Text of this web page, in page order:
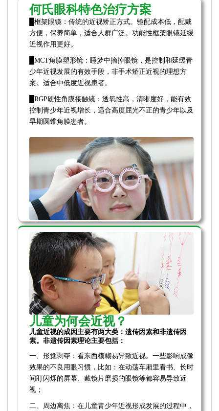
何氏眼科特色治疗方案
█框架眼镜：传统的近视矫正方式。验配成本低，配戴
方便，保养简单，适合人群广泛。功能性框架眼镜延缓
近视作用更好。
█MCT角膜塑形镜：睡梦中摘掉眼镜，是控制和延缓青
少年近视发展的有效手段，非手术矫正近视的理想方
案。适合中低度近视患者。
█RGP硬性角膜接触镜：透氧性高，清晰度好，能有效
控制青少年近视增长，适合高度屈光不正的青少年以及
早期圆锥角膜患者。
儿童为何会近视？
儿童近视的成因主要有两大类：遗传因素和非遗传因
素。非遗传因素理论主要包括：
一、形觉剥夺：看东西模糊易导致近视。一些影响成像
效果的不良用眼习惯，比如：在动荡车厢里看书、长时
间盯闪烁的屏幕、戴镜片磨损的眼镜等都容易导致近
视；
二、周边离焦：在儿童青少年近视形成发展的过程中，